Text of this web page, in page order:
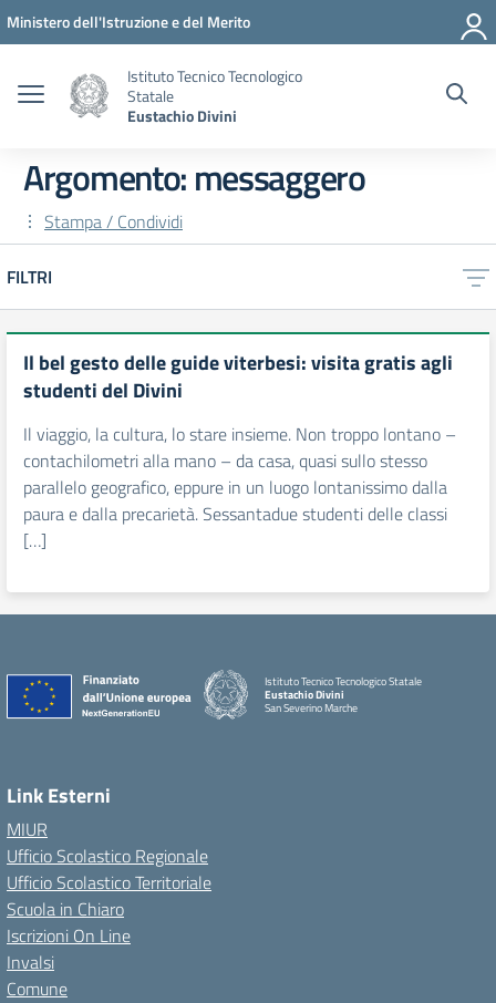
Vai ai contenuti
Vai al menu di navigazione
Vai al footer
Ministero dell'Istruzione e del Merito
Istituto Tecnico Tecnologico
Statale
Eustachio Divini
Argomento: messaggero
Stampa / Condividi
FILTRI
Il bel gesto delle guide viterbesi: visita gratis agli
studenti del Divini
Il viaggio, la cultura, lo stare insieme. Non troppo lontano –
contachilometri alla mano – da casa, quasi sullo stesso
parallelo geografico, eppure in un luogo lontanissimo dalla
paura e dalla precarietà. Sessantadue studenti delle classi
[…]
Istituto Tecnico Tecnologico Statale
Eustachio Divini
San Severino Marche
Link Esterni
MIUR
Ufficio Scolastico Regionale
Ufficio Scolastico Territoriale
Scuola in Chiaro
Iscrizioni On Line
Invalsi
Comune